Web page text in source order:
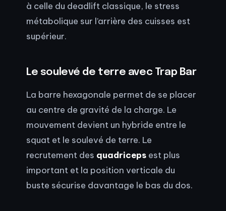
à celle du deadlift classique, le stress
métabolique sur l’arrière des cuisses est
supérieur.
Le soulevé de terre avec Trap Bar
La barre hexagonale permet de se placer
au centre de gravité de la charge. Le
mouvement devient un hybride entre le
squat et le soulevé de terre. Le
recrutement des quadriceps est plus
important et la position verticale du
buste sécurise davantage le bas du dos.